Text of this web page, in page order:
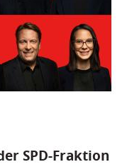
SPD-Fraktion